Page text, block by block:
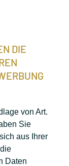
DIE
von Art.
Sie
aus Ihrer
Daten